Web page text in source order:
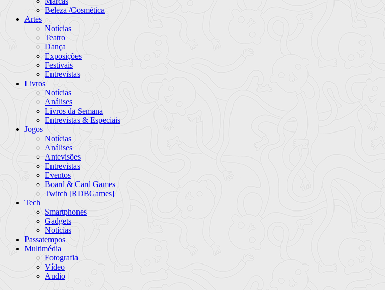
Beleza /Cosmética
Artes
Notícias
Teatro
Dança
Exposições
Festivais
Entrevistas
Livros
Notícias
Análises
Livros da Semana
Entrevistas & Especiais
Jogos
Notícias
Análises
Antevisões
Entrevistas
Eventos
Board & Card Games
Twitch [RDBGames]
Tech
Smartphones
Gadgets
Notícias
Passatempos
Multimédia
Fotografia
Vídeo
Audio